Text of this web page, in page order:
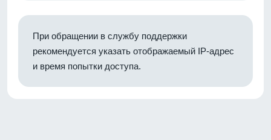
При обращении в службу поддержки
рекомендуется указать отображаемый IP-адрес
и время попытки доступа.